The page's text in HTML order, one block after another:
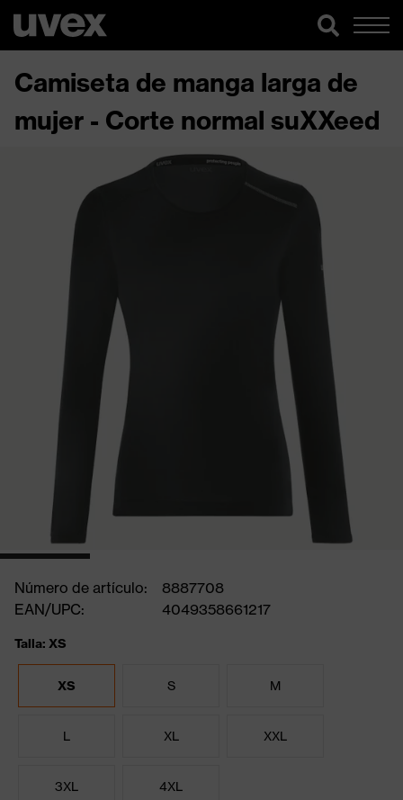
Camiseta de manga larga de
mujer - Corte normal suXXeed
Número de artículo:
8887708
EAN/UPC:
4049358661217
Talla: XS
XS S M
L XL XXL
3XL 4XL